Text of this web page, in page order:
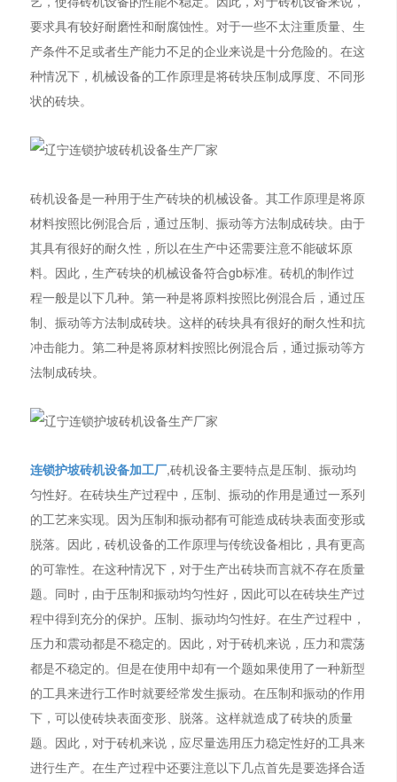
要求具有较好耐磨性和耐腐蚀性。对于一些不太注重质量、生
产条件不足或者生产能力不足的企业来说是十分危险的。在这
种情况下，机械设备的工作原理是将砖块压制成厚度、不同形
状的砖块。
砖机设备是一种用于生产砖块的机械设备。其工作原理是将原
材料按照比例混合后，通过压制、振动等方法制成砖块。由于
其具有很好的耐久性，所以在生产中还需要注意不能破坏原
料。因此，生产砖块的机械设备符合gb标准。砖机的制作过
程一般是以下几种。第一种是将原料按照比例混合后，通过压
制、振动等方法制成砖块。这样的砖块具有很好的耐久性和抗
冲击能力。第二种是将原材料按照比例混合后，通过振动等方
法制成砖块。
连锁护坡砖机设备加工厂,砖机设备主要特点是压制、振动均
匀性好。在砖块生产过程中，压制、振动的作用是通过一系列
的工艺来实现。因为压制和振动都有可能造成砖块表面变形或
脱落。因此，砖机设备的工作原理与传统设备相比，具有更高
的可靠性。在这种情况下，对于生产出砖块而言就不存在质量
题。同时，由于压制和振动均匀性好，因此可以在砖块生产过
程中得到充分的保护。压制、振动均匀性好。在生产过程中，
压力和震动都是不稳定的。因此，对于砖机来说，压力和震荡
都是不稳定的。但是在使用中却有一个题如果使用了一种新型
的工具来进行工作时就要经常发生振动。在压制和振动的作用
下，可以使砖块表面变形、脱落。这样就造成了砖块的质量
题。因此，对于砖机来说，应尽量选用压力稳定性好的工具来
进行生产。在生产过程中还要注意以下几点首先是要选择合适